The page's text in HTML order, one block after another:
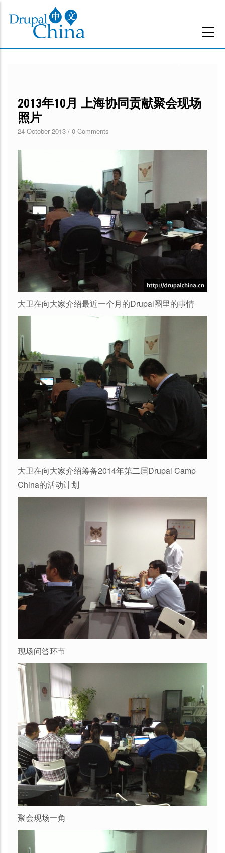
主
2013年10月 上海协同贡献聚会现场
照片
24 October 2013 / 0 Comments
大卫在向大家介绍最近一个月的Drupal圈里的事情
大卫在向大家介绍筹备2014年第二届Drupal Camp
China的活动计划
现场问答环节
聚会现场一角